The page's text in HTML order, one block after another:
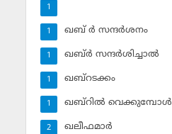
1
ഖബ് ര്‍ സന്ദര്‍ശനം
1
ഖബ്ര്‍ സന്ദര്‍ശിച്ചാല്‍
1
ഖബ്‌റടക്കം
1
ഖബ്‌റില്‍ വെക്കുമ്പോള്‍
1
ഖലീഫമാര്‍
2